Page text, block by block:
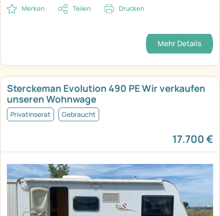
Merken Teilen Drucken
Mehr Details
Sterckeman Evolution 490 PE Wir verkaufen
unseren Wohnwage
Privatinserat Gebraucht
17.700 €